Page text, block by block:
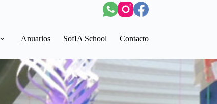
Anuarios SofIA School Contacto